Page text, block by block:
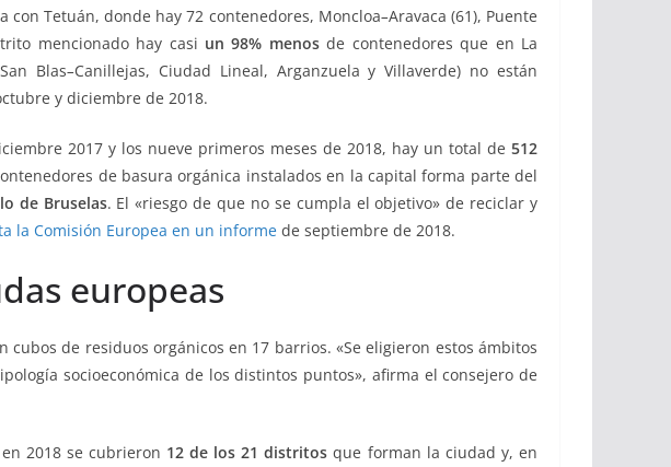
con Tetuán, donde hay 72 contenedores, Moncloa–Aravaca (61), Puente
mencionado hay casi un 98% menosde contenedores que en La
Blas–Canillejas, Ciudad Lineal, Arganzuela y Villaverde) no están
y diciembre de 2018.
2017 y los nueve primeros meses de 2018, hay un total de 512
de basura orgánica instalados en la capital forma parte del
de Bruselas. El «riesgo de que no se cumpla el objetivo» de reciclar y
la Comisión Europea en un informe de septiembre de 2018.
europeas
de residuos orgánicos en 17 barrios. «Se eligieron estos ámbitos
socioeconómica de los distintos puntos», afirma el consejero de
2018 se cubrieron 12 de los 21 distritos que forman la ciudad y, en